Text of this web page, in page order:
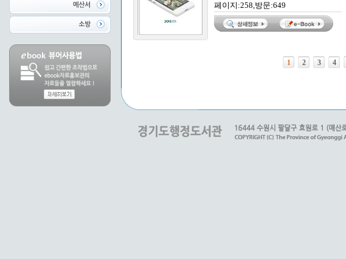
페이지:258,방문:649
1 2 3 4